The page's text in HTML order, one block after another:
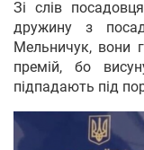
Зі слів
дружину з
Мельничук, вони
премій, бо
підпадають під